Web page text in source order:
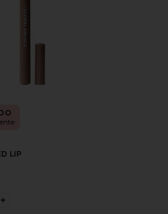
LIP
PLUS ICON TO SEE MORE OPTIONS